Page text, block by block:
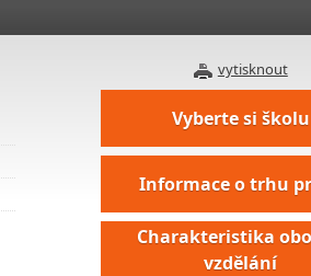
vytisknout
Vyberte si školu
Informace o trhu
Charakteristika
vzdělání